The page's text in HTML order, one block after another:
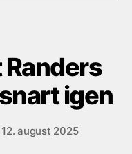
igen
12. august 2025